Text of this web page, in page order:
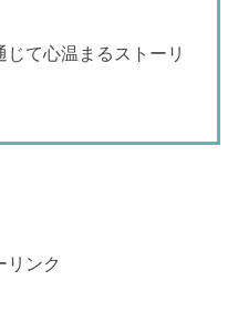
て心温まるストーリ
リンク